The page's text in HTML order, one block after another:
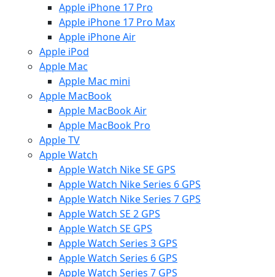
Apple iPhone 17 Pro
Apple iPhone 17 Pro Max
Apple iPhone Air
Apple iPod
Apple Mac
Apple Mac mini
Apple MacBook
Apple MacBook Air
Apple MacBook Pro
Apple TV
Apple Watch
Apple Watch Nike SE GPS
Apple Watch Nike Series 6 GPS
Apple Watch Nike Series 7 GPS
Apple Watch SE 2 GPS
Apple Watch SE GPS
Apple Watch Series 3 GPS
Apple Watch Series 6 GPS
Apple Watch Series 7 GPS